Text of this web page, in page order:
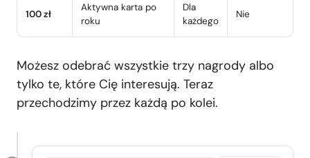
100 zł
Aktywna karta po
roku
Dla
każdego
Nie
Możesz odebrać wszystkie trzy nagrody albo
tylko te, które Cię interesują. Teraz
przechodzimy przez każdą po kolei.